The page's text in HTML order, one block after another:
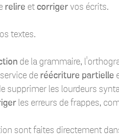
relire et corriger vos écrits.
textes.
de la grammaire,
de réécriture partielle
supprimer les lourdeurs
les erreurs de frappes,
sont faites directement